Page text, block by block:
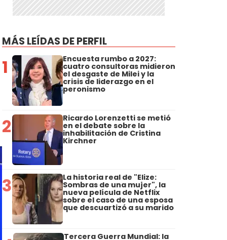
MÁS LEÍDAS DE PERFIL
1 Encuesta rumbo a 2027:
cuatro consultoras midieron
el desgaste de Milei y la
crisis de liderazgo en el
peronismo
2 Ricardo Lorenzetti se metió
en el debate sobre la
inhabilitación de Cristina
Kirchner
3 La historia real de "Elize:
Sombras de una mujer", la
nueva película de Netflix
sobre el caso de una esposa
que descuartizó a su marido
Tercera Guerra Mundial: la